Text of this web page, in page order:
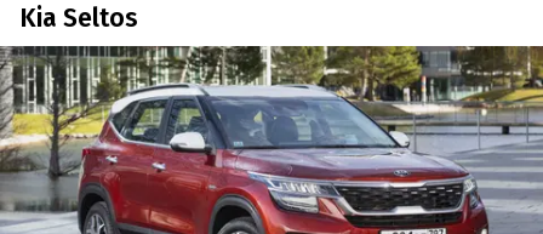
Kia Seltos